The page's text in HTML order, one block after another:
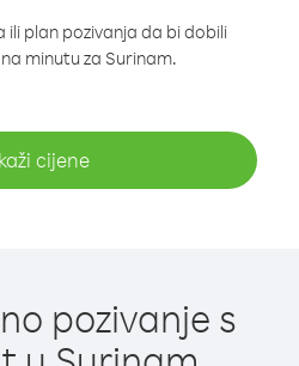
plan pozivanja da bi dobili
minutu za Surinam.
cijene
pozivanje s